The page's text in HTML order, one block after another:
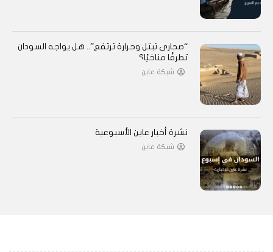
“صحارى تبتل وحرارة ترتفع”.. هل يواجه السودان
تطرفًا مناخيًا؟
شبكة عاين
نشرة أخبار عاين الأسبوعية
شبكة عاين